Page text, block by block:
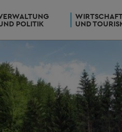
POLITIK UND